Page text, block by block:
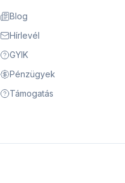
Blog
Hírlevél
GYIK
Pénzügyek
Támogatás